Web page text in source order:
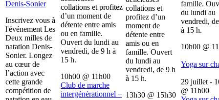
Denis-Sonier
Inscrivez vous à
l'événement Les
Deux milles de
natation Denis-
Sonier. Longez
au cœur de
l’action avec
cette grande
compétition de
collations et profitez
d’un moment de
détente entre amis
ou en famille.
Ouvert du lundi au
vendredi, de 9 h à
15 h.
10h00 @ 11h00
Club de marche
intergénérationnel –
collations et
profitez d’un
moment de
détente entre
amis ou en
famille. Ouvert
du lundi au
vendredi, de 9 h
à 15 h.
13h30 @ 15h30
famille.
du lundi au
vendredi,
à 15 h.
10h00 @
Yoga sur
29 juillet -
@ 11h00